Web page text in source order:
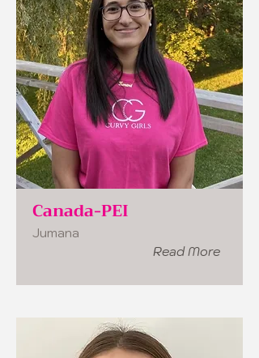
Canada-PEI
Jumana
Read More